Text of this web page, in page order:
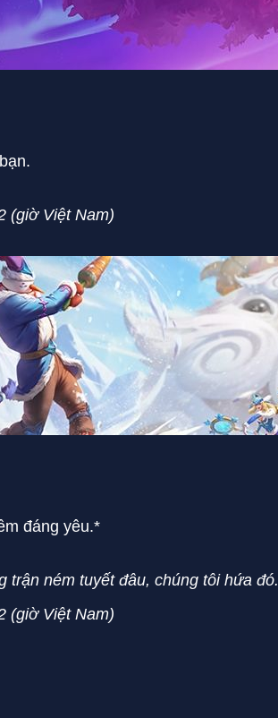
(giờ Việt Nam)
đáng yêu.*
trận ném tuyết đâu, chúng tôi hứa đó.
(giờ Việt Nam)